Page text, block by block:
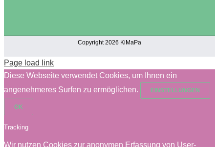
Copyright 2026 KiMaPa
Page load link
Diese Webseite verwendet Cookies, um Ihnen ein
angenehmeres Surfen zu ermöglichen.
EINSTELLUNGEN
OK
Tracking
Wir nutzen Cookies zur anonymen Erfassung von User-